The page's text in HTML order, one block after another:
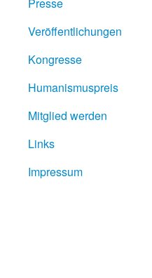
Presse
Veröffentlichungen
Kongresse
Humanismuspreis
Mitglied werden
Links
Impressum